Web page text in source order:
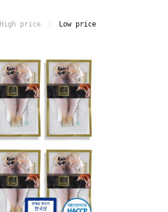
High price Low price